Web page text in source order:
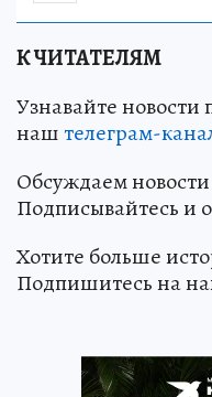
К ЧИТАТЕЛЯМ
Узнавайте
наштелеграм-
Обсуждаем
Подписывайтесь и
Хотите больше
Подпишитесь на